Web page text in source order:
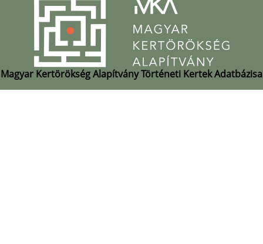
Magyar Kertörökség Alapítvány Történeti Kertek Adatbázisa